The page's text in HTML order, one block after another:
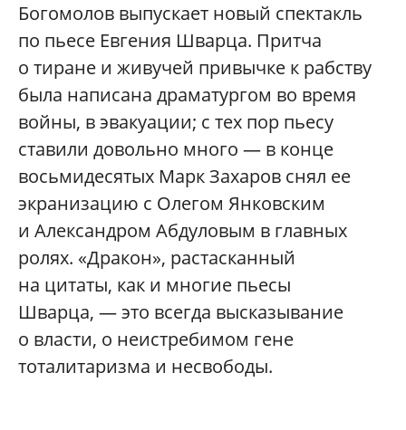
Богомолов выпускает новый спектакль
по пьесе Евгения Шварца. Притча
о тиране и живучей привычке к рабству
была написана драматургом во время
войны, в эвакуации; с тех пор пьесу
ставили довольно много — в конце
восьмидесятых Марк Захаров снял ее
экранизацию с Олегом Янковским
и Александром Абдуловым в главных
ролях. «Дракон», растасканный
на цитаты, как и многие пьесы
Шварца, — это всегда высказывание
о власти, о неистребимом гене
тоталитаризма и несвободы.